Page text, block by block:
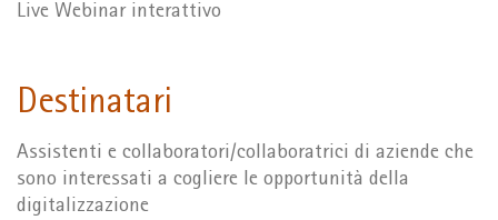
Live Webinar interattivo
Destinatari
Assistenti e collaboratori/collaboratrici di aziende che
sono interessati a cogliere le opportunità della
digitalizzazione